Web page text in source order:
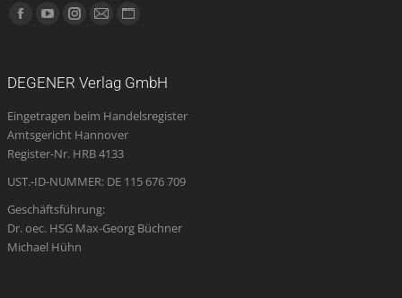
Finden Sie uns auf:
Facebook
new
window
YouTube
new
window
Instagram
new
window
E-
opens
in
new
Website
new
DEGENER Verlag GmbH
Eingetragen beim Handelsregister
Amtsgericht Hannover
Register-Nr. HRB 4133
UST.-ID-NUMMER: DE 115 676 709
Geschäftsführung:
Dr. oec. HSG Max-Georg Büchner
Michael Hühn